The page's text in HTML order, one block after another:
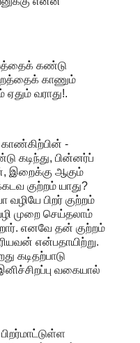
கண்டு
காணும்
வராது!.
காண்கிற்பின் -
கடிந்து, பின்னர்ப்
இறைக்கு ஆகும்
குற்றம் யாது?
வழியே பிறர் குற்றம்
முறை செய்தலாம்
எனவே தன் குற்றம்
என்பதாயிற்று.
கடிதற்பாடு
வகையால்